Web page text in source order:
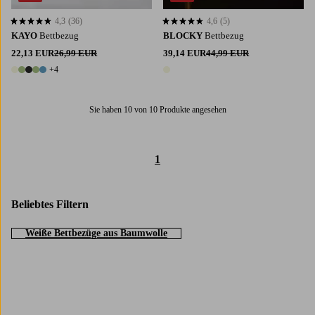
KAYO Bettbezug
22,13 EUR26,99 EUR
9 Farben
+4
4,3 basierend auf 36 Bewertungen
4,3 (36)
BLOCKY Bettbezug
39,14 EUR44,99 EUR
4,6 basierend auf 5 Bewertungen
4,6 (5)
Sie haben 10 von 10 Produkte angesehen
1
Beliebtes Filtern
Weiße Bettbezüge aus Baumwolle